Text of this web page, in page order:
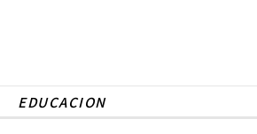
EDUCACION